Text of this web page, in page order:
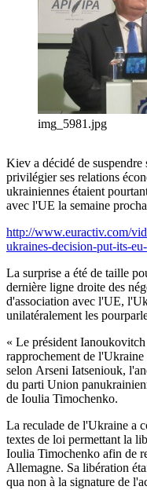
img_5981.jpg
Kiev a décidé de
privilégier ses relations
ukrainiennes étaient
avec l'UE la semaine
http://www.euractiv.com/
ukraines-decision-put-its-
La surprise a été de taille
dernière ligne droite des
d'association avec l'UE,
unilatéralement les
« Le président
rapprochement de
selon Arseni Iatseniouk,
du parti Union
de Ioulia Timochenko.
La reculade de l'Ukraine a
textes de loi permettant la
Ioulia Timochenko afin de
Allemagne. Sa libération
qua non à la signature de